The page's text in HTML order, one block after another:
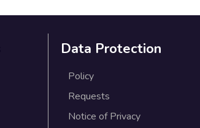
Data Protection
Policy
Requests
Notice of Privacy